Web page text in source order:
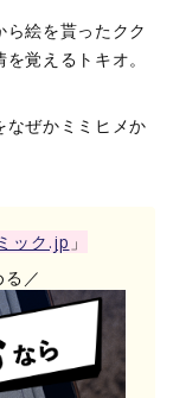
絵を貰ったクク
覚えるトキオ。
なぜかミミヒメか
ック.jp 」
／